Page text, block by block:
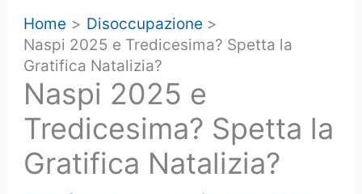
Home
Disoccupazione
Naspi 2025 e Tredicesima? Spetta la
Gratifica Natalizia?
Naspi 2025 e
Tredicesima? Spetta la
Gratifica Natalizia?